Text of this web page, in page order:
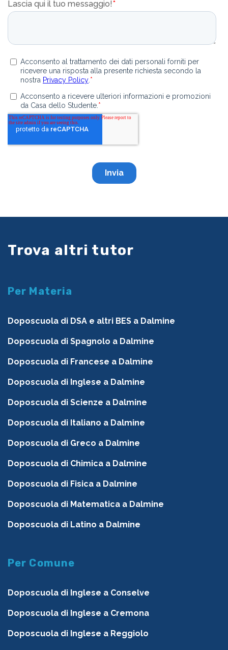
Trova altri tutor
Per Materia
Doposcuola di DSA e altri BES a Dalmine
Doposcuola di Spagnolo a Dalmine
Doposcuola di Francese a Dalmine
Doposcuola di Inglese a Dalmine
Doposcuola di Scienze a Dalmine
Doposcuola di Italiano a Dalmine
Doposcuola di Greco a Dalmine
Doposcuola di Chimica a Dalmine
Doposcuola di Fisica a Dalmine
Doposcuola di Matematica a Dalmine
Doposcuola di Latino a Dalmine
Per Comune
Doposcuola di Inglese a Conselve
Doposcuola di Inglese a Cremona
Doposcuola di Inglese a Reggiolo